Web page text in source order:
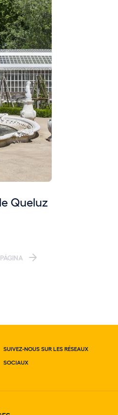
Queluz
SUIVEZ-NOUS SUR LES RÉSEAUX
SOCIAUX